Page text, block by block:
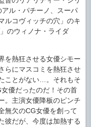
ル・パチーノ、スーパ
ルコヴィッチの穴」のキ
のウィノナ・ライダ
を熱狂させる女優シモー
らにマスコミを熱狂させ
ことがない…。それもそ
優だったのだ！その首
。主演女優降板のピンチ
無欠のCG女優を創って
彼だが、今度は加熱する